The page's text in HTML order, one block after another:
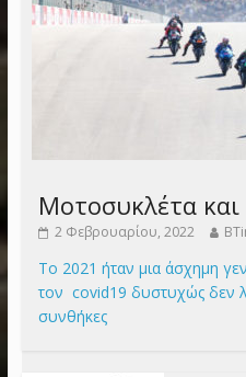
Μοτοσυκλέτα και
2 Φεβρουαρίου, 2022
Το 2021 ήταν μια άσχημη
τον covid19 δυστυχώς δεν
συνθήκες